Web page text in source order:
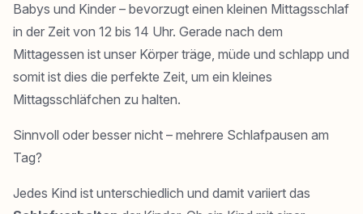
Babys und Kinder – bevorzugt einen kleinen Mittagsschlaf
in der Zeit von 12 bis 14 Uhr. Gerade nach dem
Mittagessen ist unser Körper träge, müde und schlapp und
somit ist dies die perfekte Zeit, um ein kleines
Mittagsschläfchen zu halten.
Sinnvoll oder besser nicht – mehrere Schlafpausen am
Tag?
Jedes Kind ist unterschiedlich und damit variiert das